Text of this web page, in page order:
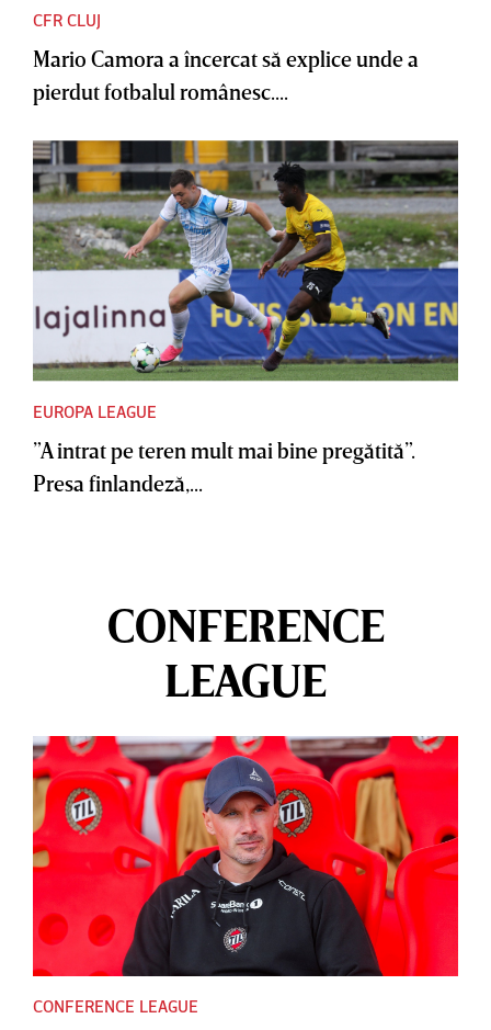
CFR CLUJ
Mario Camora a încercat să explice unde a
pierdut fotbalul românesc....
EUROPA LEAGUE
”A intrat pe teren mult mai bine pregătită”.
Presa finlandeză,...
CONFERENCE
LEAGUE
CONFERENCE LEAGUE